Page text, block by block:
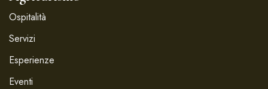
Ospitalità
Servizi
Esperienze
Eventi